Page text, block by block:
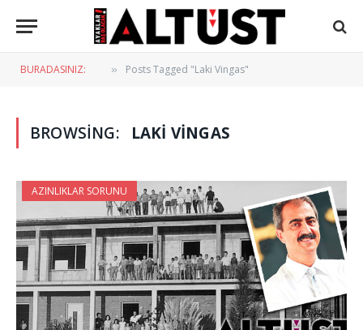
BURADASINIZ: » Posts Tagged "Laki Vingas"
BROWSING: LAKI VINGAS
AZINLIKLAR SORUNU